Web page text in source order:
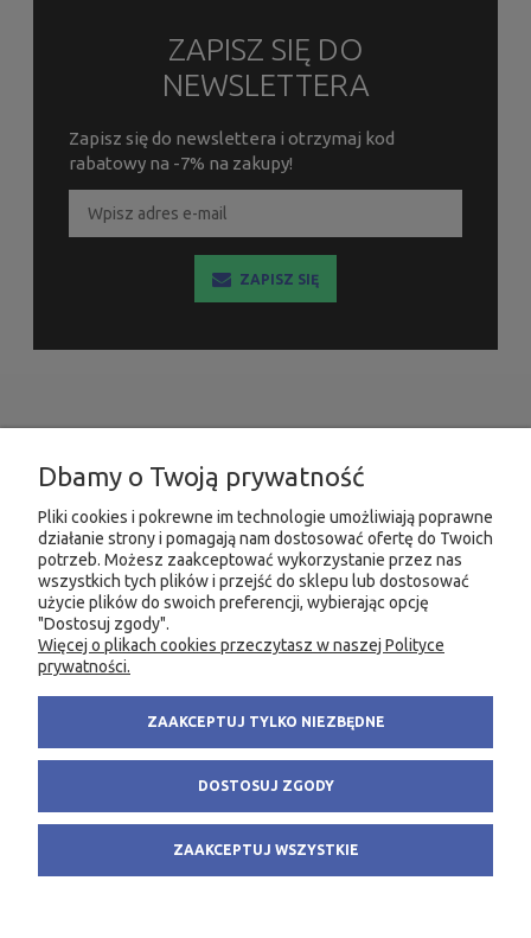
ZAPISZ SIĘ DO
NEWSLETTERA
Zapisz się do newslettera i otrzymaj kod
rabatowy na -7% na zakupy!
ZAPISZ SIĘ
INFORMACJE
MOJE KONTO
PRODUKTY
KONTAKT
info@fachowa.pl
KSIĘGARNIA FACHOWA.PL
80-299 Gdańsk
NIP: 584-182-39-49
Dbamy o Twoją prywatność
Pliki cookies i pokrewne im technologie umożliwiają poprawne
działanie strony i pomagają nam dostosować ofertę do Twoich
potrzeb. Możesz zaakceptować wykorzystanie przez nas
wszystkich tych plików i przejść do sklepu lub dostosować
użycie plików do swoich preferencji, wybierając opcję
"Dostosuj zgody".
Więcej o plikach cookies przeczytasz w naszej Polityce
prywatności.
ZAAKCEPTUJ TYLKO NIEZBĘDNE
DOSTOSUJ ZGODY
ZAAKCEPTUJ WSZYSTKIE